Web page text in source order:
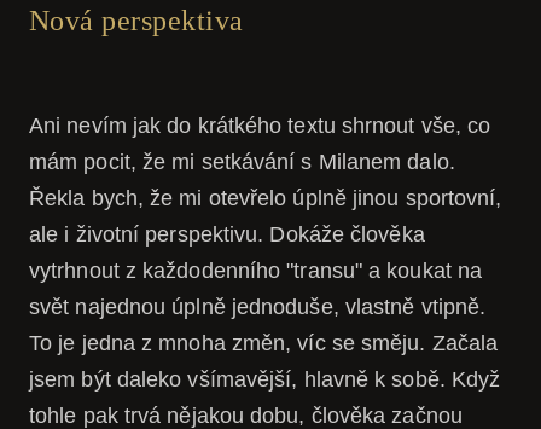
Nová perspektiva
Ani nevím jak do krátkého textu shrnout vše, co
mám pocit, že mi setkávání s Milanem dalo.
Řekla bych, že mi otevřelo úplně jinou sportovní,
ale i životní perspektivu. Dokáže člověka
vytrhnout z každodenního "transu" a koukat na
svět najednou úplně jednoduše, vlastně vtipně.
To je jedna z mnoha změn, víc se směju. Začala
jsem být daleko všímavější, hlavně k sobě. Když
tohle pak trvá nějakou dobu, člověka začnou